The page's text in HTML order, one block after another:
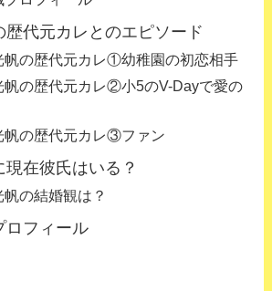
歴代元カレとのエピソード
帆の歴代元カレ①幼稚園の初恋相手
帆の歴代元カレ②小5のV-Dayで愛の
帆の歴代元カレ③ファン
在彼氏はいる？
帆の結婚観は？
ロフィール